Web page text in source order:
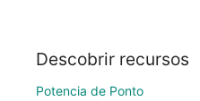
Descobrir recursos
Potencia de Ponto